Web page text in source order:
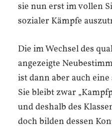
sie nun erst im vollen
sozialer Kämpfe
Die im Wechsel des
angezeigte
ist dann aber auch
Sie bleibt zwar
und deshalb des
doch bilden dessen